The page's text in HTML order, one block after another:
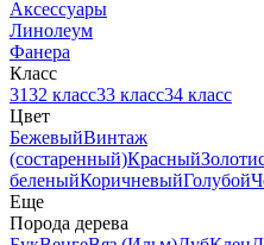
Аксессуары
Линолеум
Фанера
Класс
3132 класс33 класс34 класс
Цвет
БежевыйВинтаж
(состаренный)Красный
беленыйКоричневыйГолубой
Еще
Порода дерева